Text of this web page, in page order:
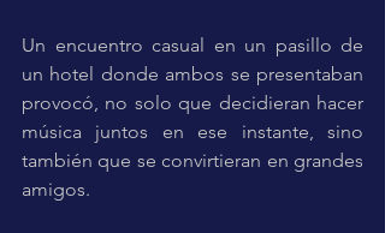
Un encuentro casual en un pasillo de
un hotel donde ambos se presentaban
provocó, no solo que decidieran hacer
música juntos en ese instante, sino
también que se convirtieran en grandes
amigos.